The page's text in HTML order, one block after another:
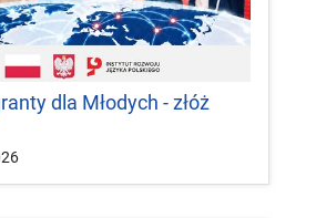
dla Młodych - złóż